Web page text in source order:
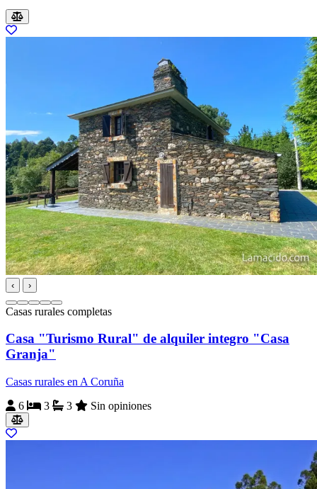
‹ ›
Casas rurales completas
Casa "Turismo Rural" de alquiler integro "Casa
Granja"
Casas rurales en A Coruña
6
3 3 Sin opiniones